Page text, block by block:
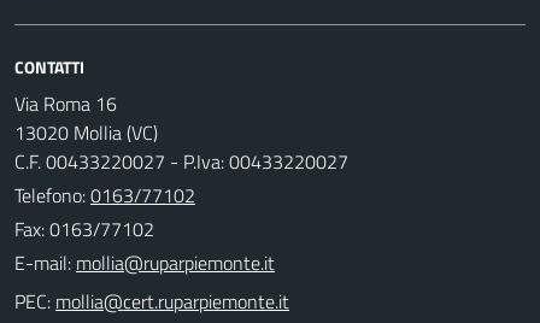
CONTATTI
Via Roma 16
13020 Mollia (VC)
C.F. 00433220027 - P.Iva: 00433220027
Telefono:0163/77102
Fax: 0163/77102
E-mail:
PEC: